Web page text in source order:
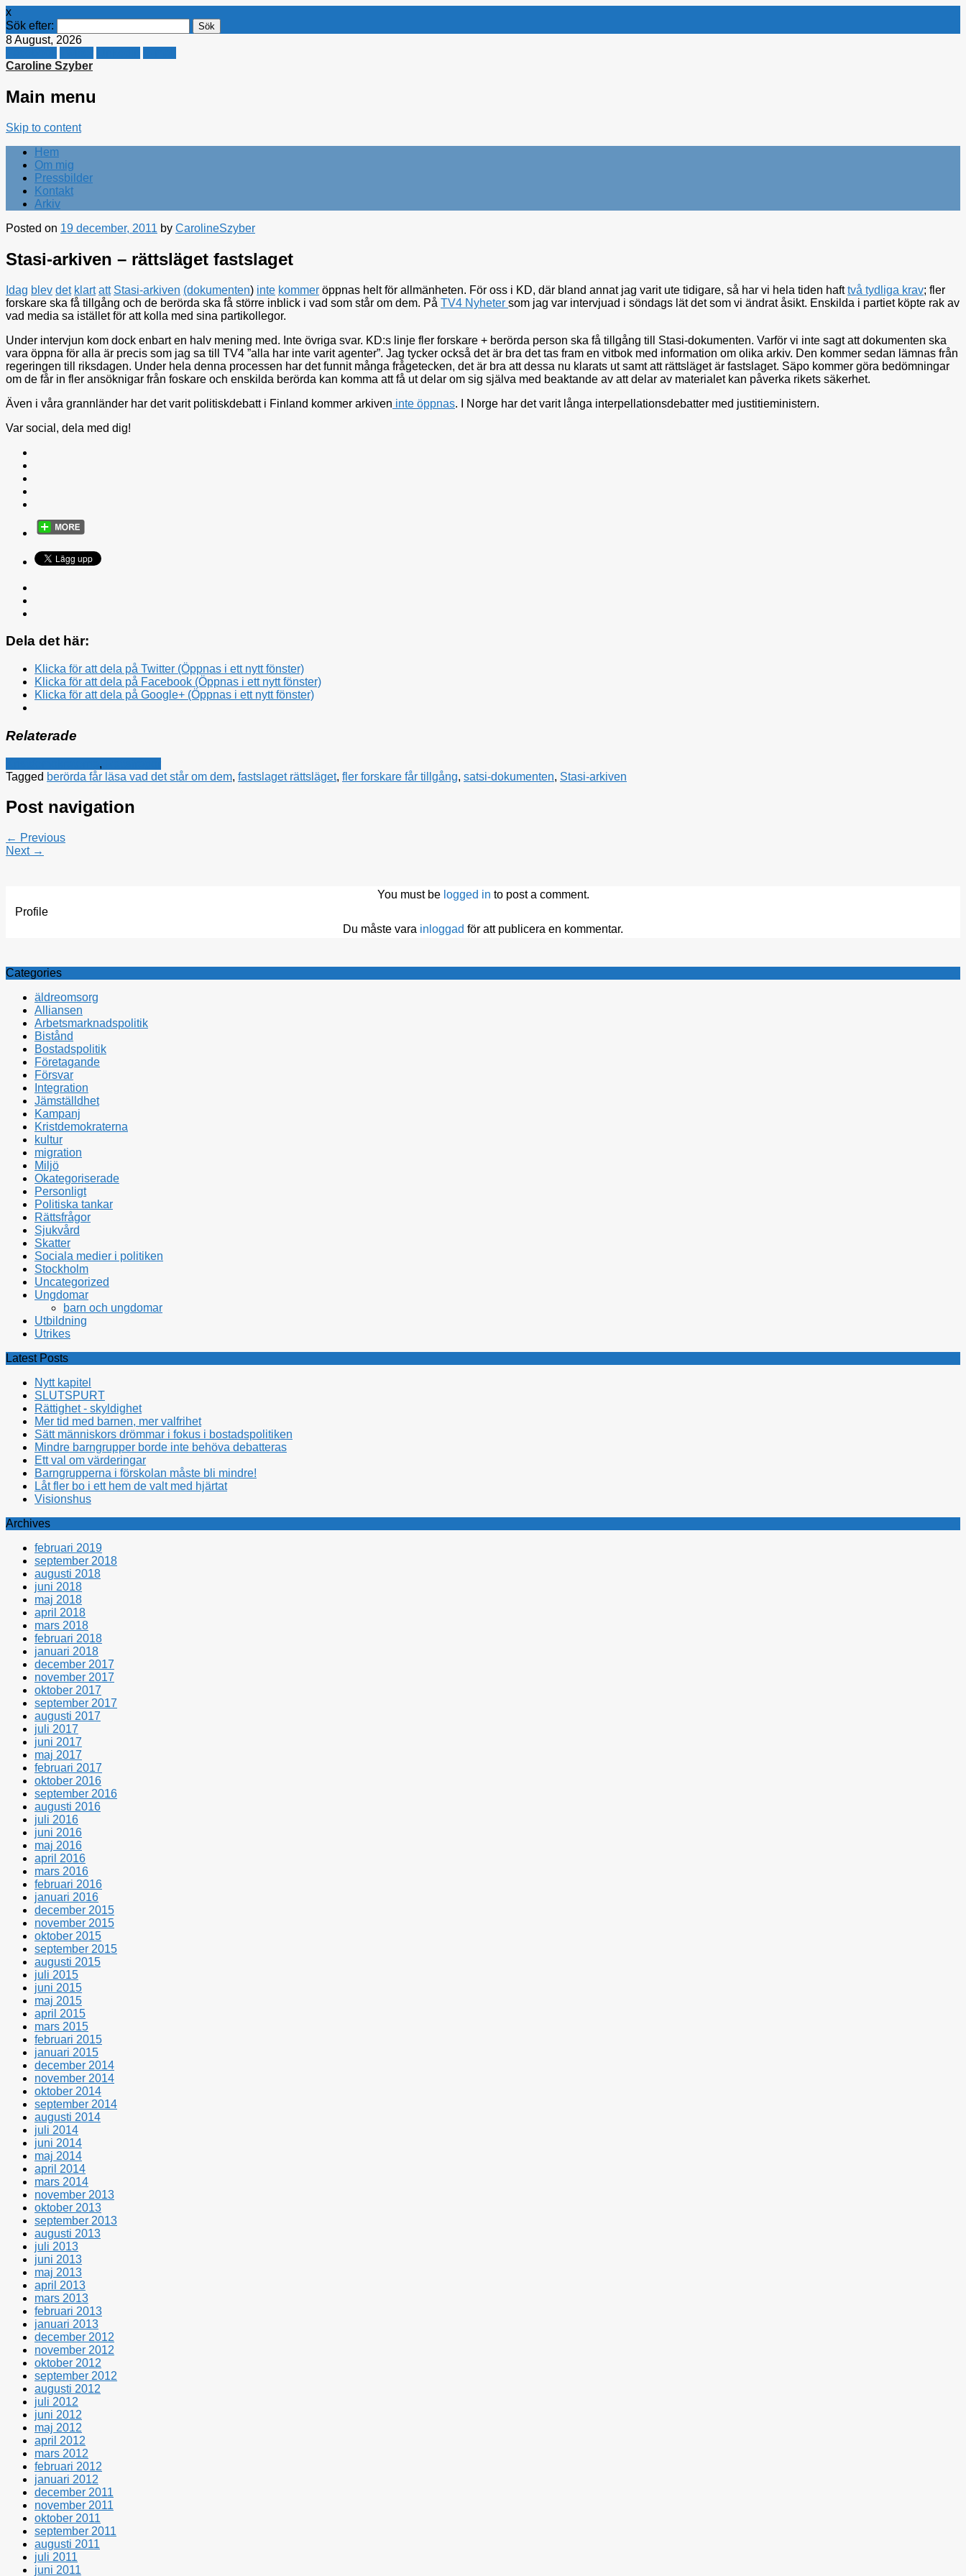
x
Sök efter:
8 August, 2026
Caroline Szyber
Main menu
Skip to content
Hem
Om mig
Pressbilder
Kontakt
Arkiv
Posted on 19 december, 2011 by CarolineSzyber
Stasi-arkiven – rättsläget fastslaget
Idag blev det klart att Stasi-arkiven (dokumenten) inte kommer öppnas helt för allmänheten. För oss i KD, där bland annat jag varit ute tidigare, så har vi hela tiden hafttvå tydliga krav; fler
forskare ska få tillgång och de berörda ska få större inblick i vad som står om dem. På TV4 Nyheter som jag var intervjuad i söndags lät det som vi ändrat åsikt. Enskilda i partiet köpte rak av
vad media sa istället för att kolla med sina partikollegor.
Under intervjun kom dock enbart en halv mening med. Inte övriga svar. KD:s linje fler forskare + berörda person ska få tillgång till Stasi-dokumenten. Varför vi inte sagt att dokumenten ska
vara öppna för alla är precis som jag sa till TV4 ”alla har inte varit agenter”. Jag tycker också det är bra det tas fram en vitbok med information om olika arkiv. Den kommer sedan lämnas från
regeringen till riksdagen. Under hela denna processen har det funnit många frågetecken, det är bra att dessa nu klarats ut samt att rättsläget är fastslaget. Säpo kommer göra bedömningar
om de får in fler ansöknigar från foskare och enskilda berörda kan komma att få ut delar om sig själva med beaktande av att delar av materialet kan påverka rikets säkerhet.
Även i våra grannländer har det varit politiskdebatt i Finland kommer arkiven inte öppnas. I Norge har det varit långa interpellationsdebatter med justitieministern.
Var social, dela med dig!
Dela det här:
Klicka för att dela på Twitter (Öppnas i ett nytt fönster)
Klicka för att dela på Facebook (Öppnas i ett nytt fönster)
Klicka för att dela på Google+ (Öppnas i ett nytt fönster)
Relaterade
,
Tagged berörda får läsa vad det står om dem, fastslaget rättsläget, fler forskare får tillgång, satsi-dokumenten, Stasi-arkiven
Post navigation
← Previous
Next →
You must be logged in to post a comment.
Profile
Du måste vara inloggad för att publicera en kommentar.
Categories
äldreomsorg
Alliansen
Arbetsmarknadspolitik
Bistånd
Bostadspolitik
Företagande
Försvar
Integration
Jämställdhet
Kampanj
Kristdemokraterna
kultur
migration
Miljö
Okategoriserade
Personligt
Politiska tankar
Rättsfrågor
Sjukvård
Skatter
Sociala medier i politiken
Stockholm
Uncategorized
Ungdomar
barn och ungdomar
Utbildning
Utrikes
Latest Posts
Nytt kapitel
SLUTSPURT
Rättighet - skyldighet
Mer tid med barnen, mer valfrihet
Sätt människors drömmar i fokus i bostadspolitiken
Mindre barngrupper borde inte behöva debatteras
Ett val om värderingar
Barngrupperna i förskolan måste bli mindre!
Låt fler bo i ett hem de valt med hjärtat
Visionshus
Archives
februari 2019
september 2018
augusti 2018
juni 2018
maj 2018
april 2018
mars 2018
februari 2018
januari 2018
december 2017
november 2017
oktober 2017
september 2017
augusti 2017
juli 2017
juni 2017
maj 2017
februari 2017
oktober 2016
september 2016
augusti 2016
juli 2016
juni 2016
maj 2016
april 2016
mars 2016
februari 2016
januari 2016
december 2015
november 2015
oktober 2015
september 2015
augusti 2015
juli 2015
juni 2015
maj 2015
april 2015
mars 2015
februari 2015
januari 2015
december 2014
november 2014
oktober 2014
september 2014
augusti 2014
juli 2014
juni 2014
maj 2014
april 2014
mars 2014
november 2013
oktober 2013
september 2013
augusti 2013
juli 2013
juni 2013
maj 2013
april 2013
mars 2013
februari 2013
januari 2013
december 2012
november 2012
oktober 2012
september 2012
augusti 2012
juli 2012
juni 2012
maj 2012
april 2012
mars 2012
februari 2012
januari 2012
december 2011
november 2011
oktober 2011
september 2011
augusti 2011
juli 2011
juni 2011